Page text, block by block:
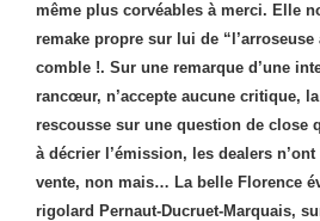
même plus corvéables à merci. Elle
remake propre sur lui de
comble !. Sur une remarque d’une
rancœur, n’accepte aucune critique,
rescousse sur une question de close
à décrier l’émission, les dealers
vente, non mais… La belle Florence
rigolard Pernaut-Ducruet-Marquais,